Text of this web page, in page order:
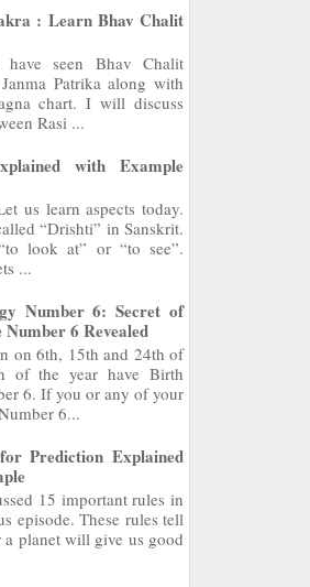
: Learn Bhav Chalit
have seen Bhav Chalit
Patrika along with
chart. I will discuss
Rasi ...
with Example
us learn aspects today.
“Drishti” in Sanskrit.
look at” or “to see”.
...
Number 6: Secret of
6 Revealed
on 6th, 15th and 24th of
of the year have Birth
6. If you or any of your
6...
Prediction Explained
15 important rules in
episode. These rules tell
a planet will give us good